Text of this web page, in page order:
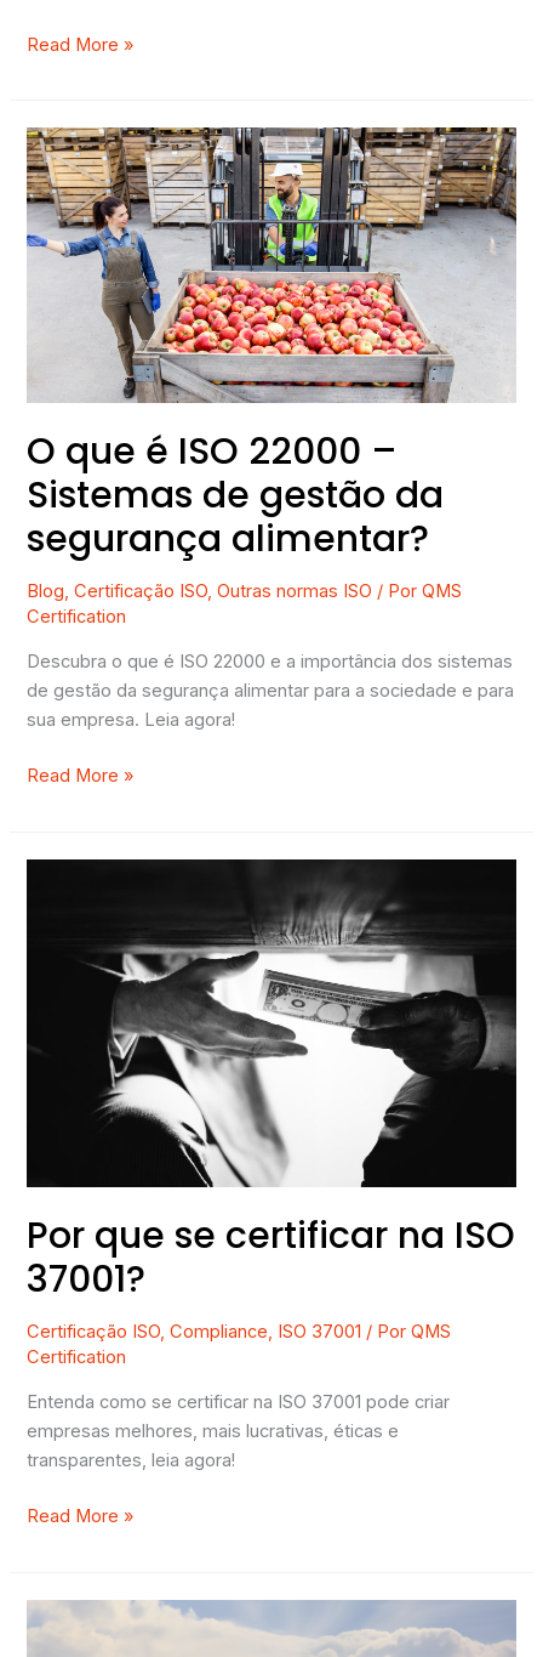
Read More »
O que é ISO 22000 –
Sistemas de gestão da
segurança alimentar?
Blog,Certificação ISO,Outras normas ISO / PorQMS
Certification
Descubra o que é ISO 22000 e a importância dos sistemas
de gestão da segurança alimentar para a sociedade e para
sua empresa. Leia agora!
O
que
é
ISO
22000
Sistemas
da
alimentar?
Read More »
Por que se certificar na ISO
37001?
Certificação ISO,Compliance, ISO 37001 / PorQMS
Certification
Entenda como se certificar na ISO 37001 pode criar
empresas melhores, mais lucrativas, éticas e
transparentes, leia agora!
certificar
37001?
Read More »
Riscos